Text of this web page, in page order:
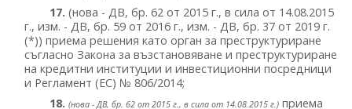
17. (нова - ДВ, бр. 62 от 2015 г., в сила от 14.08.2015
г., изм. - ДВ, бр. 59 от 2016 г., изм. - ДВ, бр. 37 от 2019 г.
(*)) приема решения като орган за преструктуриране
съгласно Закона за възстановяване и преструктуриране
на кредитни институции и инвестиционни посредници
и Регламент (ЕС) № 806/2014;
18. (нова - ДВ, бр. 62 от 2015 г., в сила от 14.08.2015 г.) приема